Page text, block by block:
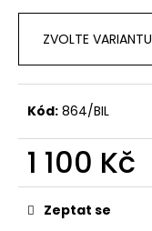
ZVOLTE VARIANTU
Kód: 864/BIL
1 100 Kč
Měrná
cena:Zeptat se